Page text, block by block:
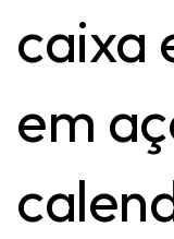
caixa
em